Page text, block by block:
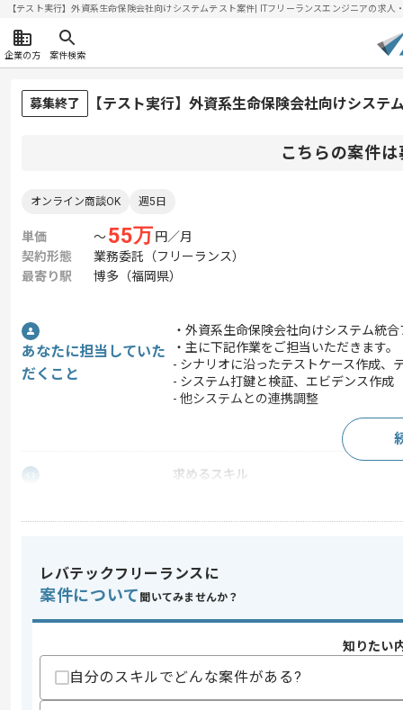
【テスト実行】外資系生命保険会社向けシステムテスト案件| ITフリーランスエンジニアの求
企業の方 案件検索
募集終了 【テスト実行】外資系生命保険会社向けシステ
こちらの案件
オンライン商談OK 週5日
単価 〜55万 円／月
契約形態
業務委託（フリーランス）
最寄り駅
博多（福岡県）
あなたに担当していた
だくこと
・外資系生命保険会社向けシステム統
・主に下記作業をご担当いただきます。
- シナリオに沿ったテストケース作成、
- システム打鍵と検証、エビデンス作成
- 他システムとの連携調整
求めるスキル
・生保案件に携わった経験
スキルに不安がある方へ
上記に似た経験やスキルをお持ちであれば
レバテックフリーランスに
案件について 聞いてみませんか？
知りたい
自分のスキルでどんな案件がある?